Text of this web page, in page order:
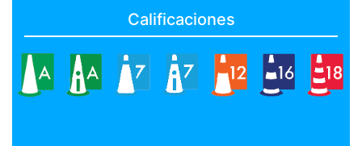
Calificaciones